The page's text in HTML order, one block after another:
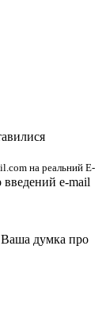
на реальний E-
e-mail
думка про